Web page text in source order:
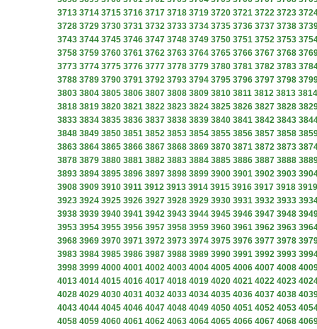
3713 3714 3715 3716 3717 3718 3719 3720 3721 3722 3723
3728 3729 3730 3731 3732 3733 3734 3735 3736 3737 3738
3743 3744 3745 3746 3747 3748 3749 3750 3751 3752 3753
3758 3759 3760 3761 3762 3763 3764 3765 3766 3767 3768
3773 3774 3775 3776 3777 3778 3779 3780 3781 3782 3783
3788 3789 3790 3791 3792 3793 3794 3795 3796 3797 3798
3803 3804 3805 3806 3807 3808 3809 3810 3811 3812 3813 3814
3818 3819 3820 3821 3822 3823 3824 3825 3826 3827 3828
3833 3834 3835 3836 3837 3838 3839 3840 3841 3842 3843
3848 3849 3850 3851 3852 3853 3854 3855 3856 3857 3858
3863 3864 3865 3866 3867 3868 3869 3870 3871 3872 3873
3878 3879 3880 3881 3882 3883 3884 3885 3886 3887 3888
3893 3894 3895 3896 3897 3898 3899 3900 3901 3902 3903
3908 3909 3910 3911 3912 3913 3914 3915 3916 3917 3918 3919
3923 3924 3925 3926 3927 3928 3929 3930 3931 3932 3933
3938 3939 3940 3941 3942 3943 3944 3945 3946 3947 3948
3953 3954 3955 3956 3957 3958 3959 3960 3961 3962 3963
3968 3969 3970 3971 3972 3973 3974 3975 3976 3977 3978
3983 3984 3985 3986 3987 3988 3989 3990 3991 3992 3993
3998 3999 4000 4001 4002 4003 4004 4005 4006 4007 4008
4013 4014 4015 4016 4017 4018 4019 4020 4021 4022 4023
4028 4029 4030 4031 4032 4033 4034 4035 4036 4037 4038
4043 4044 4045 4046 4047 4048 4049 4050 4051 4052 4053
4058 4059 4060 4061 4062 4063 4064 4065 4066 4067 4068